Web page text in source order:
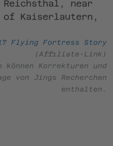
near
of Kaiserlautern,
Flying Fortress Story
(Affiliate-Link)
können Korrekturen und
von Jings Recherchen
enthalten.